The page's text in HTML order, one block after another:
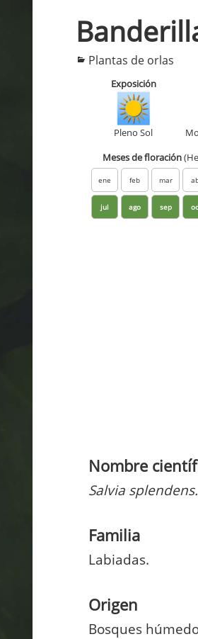
Categorías
Plantas de orlas
Exposición
Pleno Sol
Meses de floración
ene feb mar
jul ago sep
Nombre
Salvia splendens.
Familia
Labiadas.
Origen
Bosques